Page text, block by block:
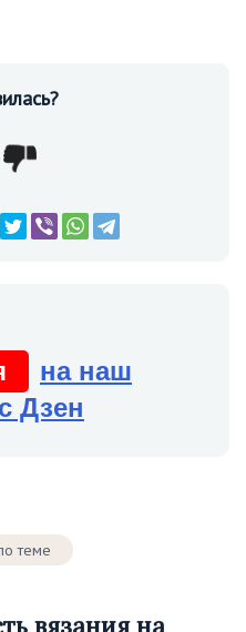
на наш
Дзен
теме
вязания на